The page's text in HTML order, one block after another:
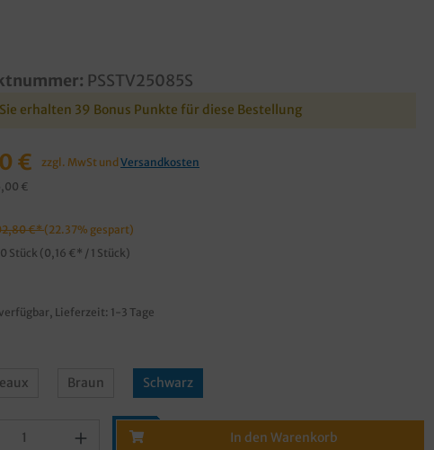
PSSTV25085S
Sie erhalten 39 Bonus Punkte für diese Bestellung
€ zzgl. MwSt undVersandkosten
€
€*(22.37% gespart)
Stück (0,16 €* / 1 Stück)
Lieferzeit: 1-3 Tage
Braun Schwarz
In den Warenkorb